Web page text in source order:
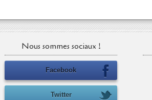
Nous sommes sociaux !
Facebook
Twitter